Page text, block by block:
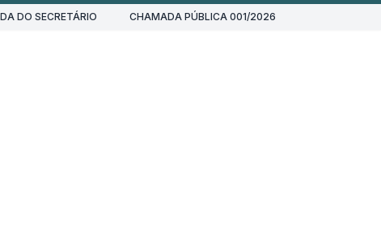
DO SECRETÁRIO CHAMADA PÚBLICA 001/2026
de Veículo Novo (Pessoa com Deficiência Não Condutora do Veículo)